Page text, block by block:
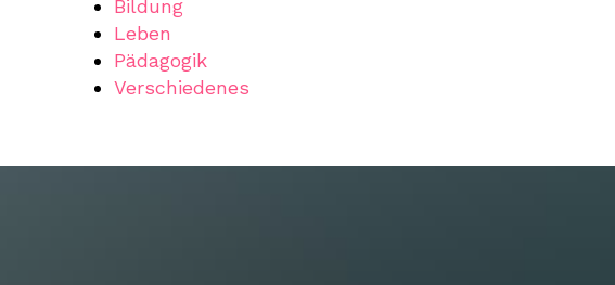
Bildung
Leben
Pädagogik
Verschiedenes